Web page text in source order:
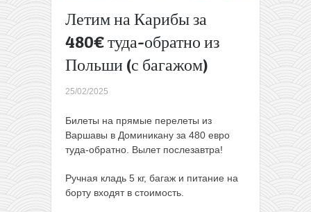
Летим на Карибы за
480€ туда-обратно из
Польши (с багажом)
25/02/2025
Билеты на прямые перелеты из
Варшавы в Доминикану за 480 евро
туда-обратно. Вылет послезавтра!
Ручная кладь 5 кг, багаж и питание на
борту входят в стоимость.
50€ туда-
обратно
на Канары
из
Варшавы